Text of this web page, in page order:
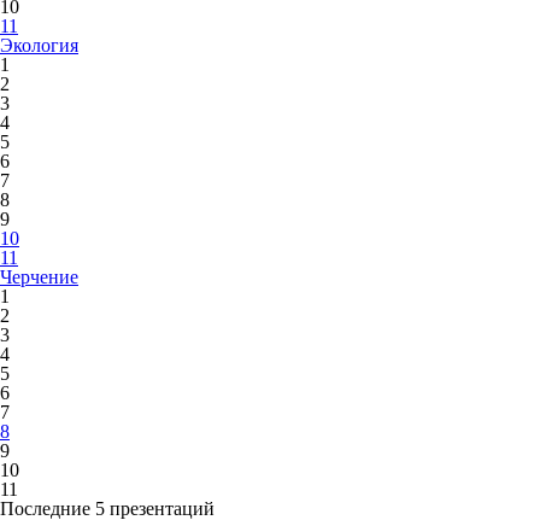
10
11
Экология
1
2
3
4
5
6
7
8
9
10
11
Черчение
1
2
3
4
5
6
7
8
9
10
11
Последние 5 презентаций